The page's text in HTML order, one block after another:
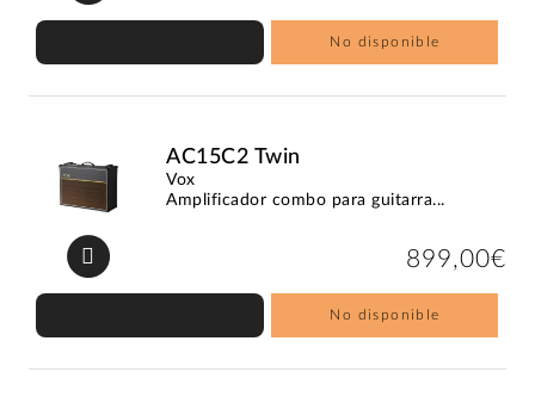
No disponible
AC15C2 Twin
Vox
Amplificador combo para guitarra...
899,00€
No disponible